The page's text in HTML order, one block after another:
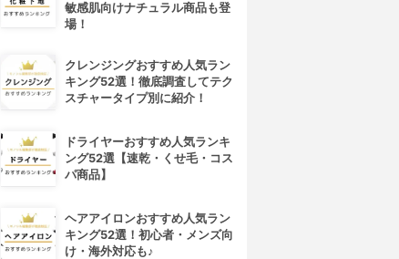
敏感肌向けナチュラル商品も登
場！
クレンジングおすすめ人気ラン
キング52選！徹底調査してテク
スチャータイプ別に紹介！
ドライヤーおすすめ人気ランキ
ング52選【速乾・くせ毛・コス
パ商品】
ヘアアイロンおすすめ人気ラン
キング52選！初心者・メンズ向
け・海外対応も♪